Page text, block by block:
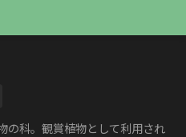
の科。観賞植物として利用され